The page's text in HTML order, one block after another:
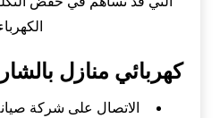
كهربائي منازل
الاتصال على شركة